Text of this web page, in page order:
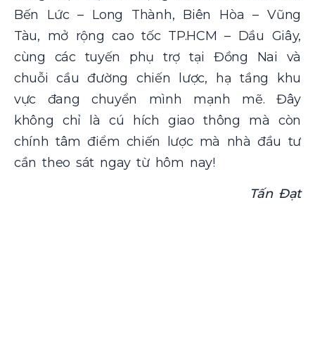
Bến Lức – Long Thành, Biên Hòa – Vũng
Tàu, mở rộng cao tốc TP.HCM – Dầu Giây,
cùng các tuyến phụ trợ tại Đồng Nai và
chuỗi cầu đường chiến lược, hạ tầng khu
vực đang chuyển mình mạnh mẽ. Đây
không chỉ là cú hích giao thông mà còn
chính tâm điểm chiến lược mà nhà đầu tư
cần theo sát ngay từ hôm nay!
Tấn Đạt